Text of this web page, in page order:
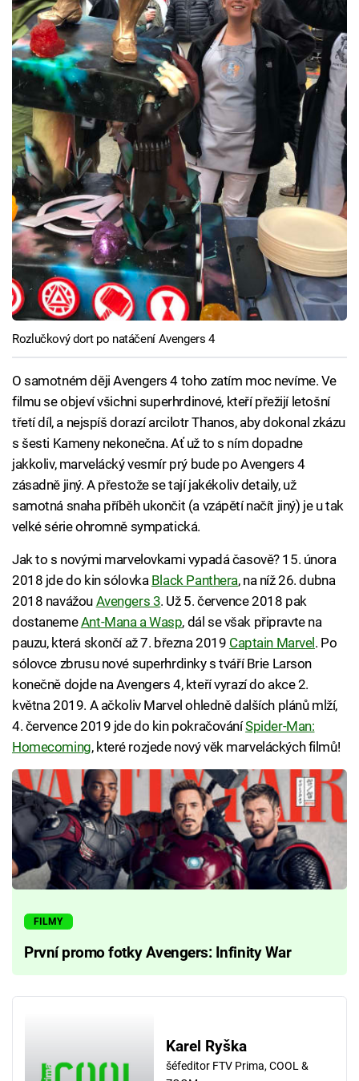
Rozlučkový dort po natáčení Avengers 4
O samotném ději Avengers 4 toho zatím moc nevíme. Ve
filmu se objeví všichni superhrdinové, kteří přežijí letošní
třetí díl, a nejspíš dorazí arcilotr Thanos, aby dokonal zkázu
s šesti Kameny nekonečna. Ať už to s ním dopadne
jakkoliv, marvelácký vesmír prý bude po Avengers 4
zásadně jiný. A přestože se tají jakékoliv detaily, už
samotná snaha příběh ukončit (a vzápětí načít jiný) je u tak
velké série ohromně sympatická.
Jak to s novými marvelovkami vypadá časově? 15. února
2018 jde do kin sólovka Black Panthera, na níž 26. dubna
2018 navážou Avengers 3. Už 5. července 2018 pak
dostanemeAnt-Mana a Wasp, dál se však připravte na
pauzu, která skončí až 7. března 2019 Captain Marvel. Po
sólovce zbrusu nové superhrdinky s tváří Brie Larson
konečně dojde na Avengers 4, kteří vyrazí do akce 2.
května 2019. A ačkoliv Marvel ohledně dalších plánů mlží,
4. července 2019 jde do kin pokračováníSpider-Man:
Homecoming, které rozjede nový věk marveláckých filmů!
FILMY
První promo fotky Avengers: Infinity War
Karel Ryška
šéfeditor FTV Prima, COOL &